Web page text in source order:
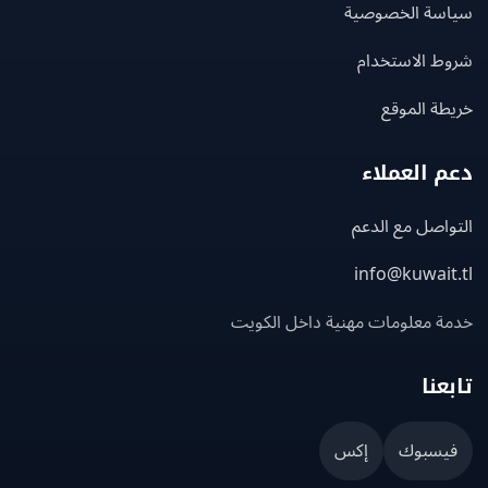
الخصوصية
الاستخدام
الموقع
العملاء
مع الدعم
معلومات مهنية داخل الكويت
إكس